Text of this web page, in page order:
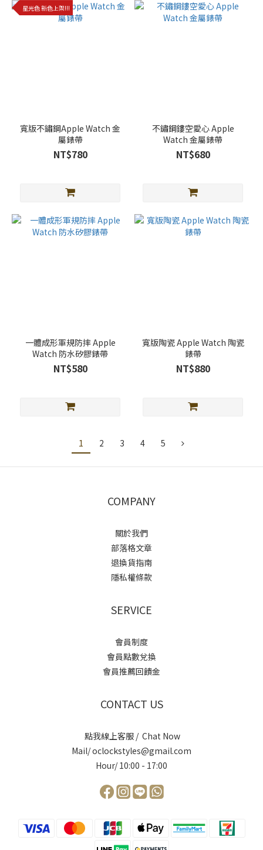
星光色 新色上架!!!
寬版不鏽鋼Apple Watch 金
屬錶帶
NT$780
不鏽鋼鏤空愛心 Apple
Watch 金屬錶帶
NT$680
一體成形軍規防摔 Apple
Watch 防水矽膠錶帶
NT$580
寬版陶瓷 Apple Watch 陶瓷
錶帶
NT$880
1 2 3 4 5
COMPANY
關於我們
部落格文章
退換貨指南
隱私權條款
SERVICE
會員制度
會員點數兌換
會員推薦回饋金
CONTACT US
點我線上客服 / Chat Now
Mail/ oclockstyles@gmail.com
Hour/ 10:00 - 17:00